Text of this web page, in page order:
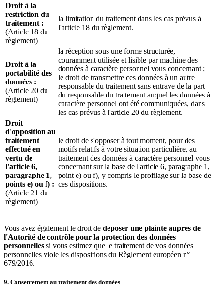
Droit à la
restriction du
traitement :
(Article 18 du
règlement)
la limitation du traitement dans les cas prévus à
l'article 18 du règlement.
Droit à la
portabilité des
données :
(Article 20 du
règlement)
la réception sous une forme structurée,
couramment utilisée et lisible par machine des
données à caractère personnel vous concernant ;
le droit de transmettre ces données à un autre
responsable du traitement sans entrave de la part
du responsable du traitement auquel les données à
caractère personnel ont été communiquées, dans
les cas prévus à l'article 20 du règlement.
Droit
d'opposition au
traitement
effectué en
vertu de
l'article 6,
paragraphe 1,
points e) ou f) :
(Article 21 du
règlement)
le droit de s'opposer à tout moment, pour des
motifs relatifs à votre situation particulière, au
traitement des données à caractère personnel vous
concernant sur la base de l'article 6, paragraphe 1,
point e) ou f), y compris le profilage sur la base de
ces dispositions.
Vous avez également le droit de déposer une plainte auprès de
l'Autorité de contrôle pour la protection des données
personnelles si vous estimez que le traitement de vos données
personnelles viole les dispositions du Règlement européen n°
679/2016.
9. Consentement au traitement des données